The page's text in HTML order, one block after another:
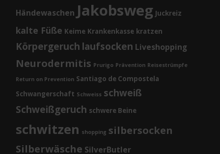
Händewaschen Jakobsweg Juckreiz
kalte Füße Keime Krankenkasse kratzen
Körpergeruch laufsocken Liveshopping
Neurodermitis Prurigo Prävention Reisestrümpfe
Return on Prevention Santiago de Compostela
Schwangerschaft Schweiss schweiß
Schweißgeruch schwere Beine
schwitzen shopping silbersocken
Silberwäsche SilverButler